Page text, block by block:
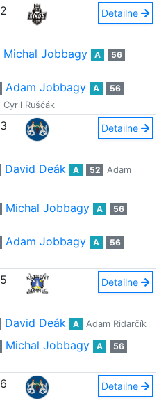
2 Detailne
Michal Jobbagy A
56
Adam Jobbagy A
56
Cyril Ruščák
3 Detailne
David Deák A 52
Adam
Michal Jobbagy A
56
Adam Jobbagy A
56
5 Detailne
David Deák A Adam Ridarčík
Michal Jobbagy A
56
6 Detailne